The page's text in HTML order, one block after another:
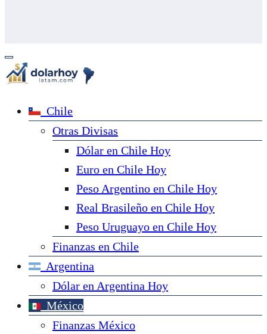
Chile
Otras Divisas
Dólar en Chile Hoy
Euro en Chile Hoy
Peso Argentino en Chile Hoy
Real Brasileño en Chile Hoy
Peso Uruguayo en Chile Hoy
Finanzas en Chile
Argentina
Dólar en Argentina Hoy
México
Finanzas México